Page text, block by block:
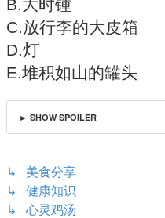
B.大时锺
C.放行李的大皮箱
D.灯
E.堆积如山的罐头
► SHOW SPOILER
↳ 美食分享
↳ 健康知识
↳ 心灵鸡汤